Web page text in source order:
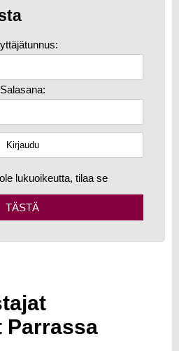
Salasana:
lukuoikeutta, tilaa se
TÄSTÄ
Parrassa